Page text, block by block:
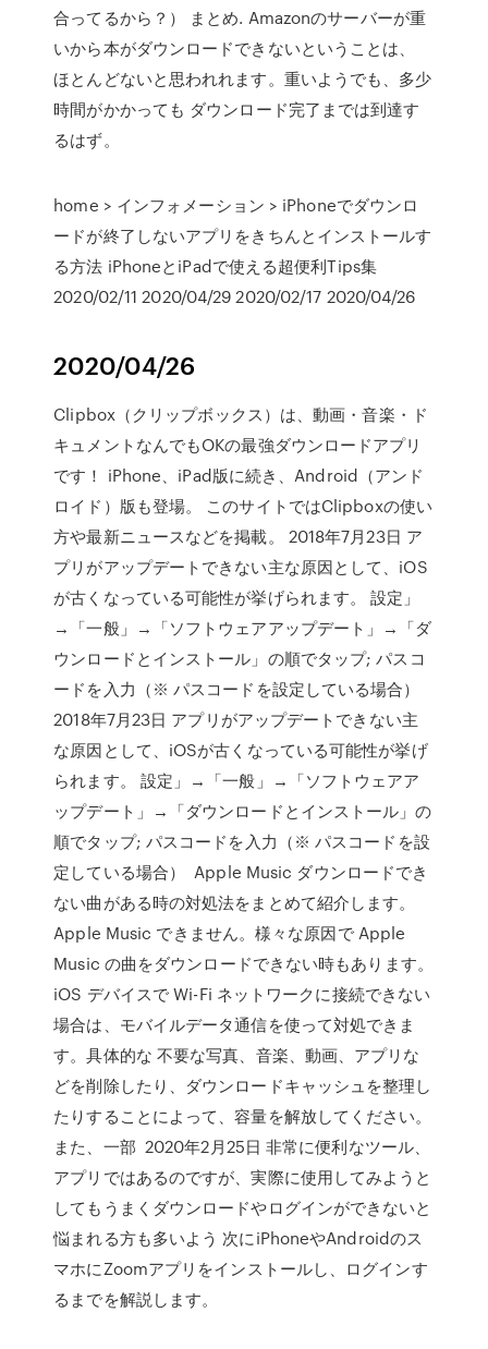
合ってるから？） まとめ. Amazonのサーバーが重
いから本がダウンロードできないということは、
ほとんどないと思われれます。重いようでも、多少
時間がかかっても ダウンロード完了までは到達す
るはず。
home > インフォメーション > iPhoneでダウンロ
ードが終了しないアプリをきちんとインストールす
る方法 iPhoneとiPadで使える超便利Tips集
2020/02/11 2020/04/29 2020/02/17 2020/04/26
2020/04/26
Clipbox（クリップボックス）は、動画・音楽・ド
キュメントなんでもOKの最強ダウンロードアプリ
です！ iPhone、iPad版に続き、Android（アンド
ロイド）版も登場。 このサイトではClipboxの使い
方や最新ニュースなどを掲載。 2018年7月23日 ア
プリがアップデートできない主な原因として、iOS
が古くなっている可能性が挙げられます。 設定」
→「一般」→「ソフトウェアアップデート」→「ダ
ウンロードとインストール」の順でタップ; パスコ
ードを入力（※ パスコードを設定している場合）
2018年7月23日 アプリがアップデートできない主
な原因として、iOSが古くなっている可能性が挙げ
られます。 設定」→「一般」→「ソフトウェアア
ップデート」→「ダウンロードとインストール」の
順でタップ; パスコードを入力（※ パスコードを設
定している場合） Apple Music ダウンロードでき
ない曲がある時の対処法をまとめて紹介します。
Apple Music できません。様々な原因で Apple
Music の曲をダウンロードできない時もあります。
iOS デバイスで Wi-Fi ネットワークに接続できない
場合は、モバイルデータ通信を使って対処できま
す。具体的な 不要な写真、音楽、動画、アプリな
どを削除したり、ダウンロードキャッシュを整理し
たりすることによって、容量を解放してください。
また、一部 2020年2月25日 非常に便利なツール、
アプリではあるのですが、実際に使用してみようと
してもうまくダウンロードやログインができないと
悩まれる方も多いよう 次にiPhoneやAndroidのス
マホにZoomアプリをインストールし、ログインす
るまでを解説します。